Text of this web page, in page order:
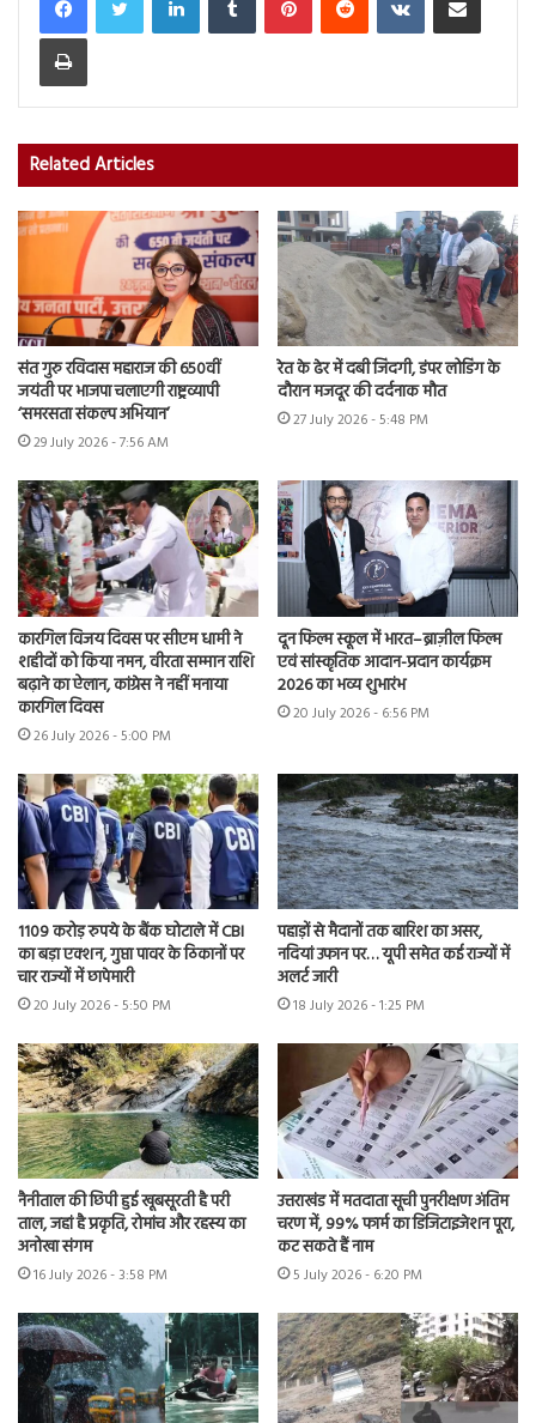
Print
Related Articles
संत गुरु रविदास महाराज की 650वीं
जयंती पर भाजपा चलाएगी राष्ट्रव्यापी
‘समरसता संकल्प अभियान’
29 July 2026 - 7:56 AM
रेत के ढेर में दबी जिंदगी, डंपर लोडिंग के
दौरान मजदूर की दर्दनाक मौत
27 July 2026 - 5:48 PM
कारगिल विजय दिवस पर सीएम धामी ने
शहीदों को किया नमन, वीरता सम्मान राशि
बढ़ाने का ऐलान, कांग्रेस ने नहीं मनाया
कारगिल दिवस
26 July 2026 - 5:00 PM
दून फिल्म स्कूल में भारत–ब्राज़ील फिल्म
एवं सांस्कृतिक आदान-प्रदान कार्यक्रम
2026 का भव्य शुभारंभ
20 July 2026 - 6:56 PM
1109 करोड़ रुपये के बैंक घोटाले में CBI
का बड़ा एक्शन, गुप्ता पावर के ठिकानों पर
चार राज्यों में छापेमारी
20 July 2026 - 5:50 PM
पहाड़ों से मैदानों तक बारिश का असर,
नदियां उफान पर… यूपी समेत कई राज्यों में
अलर्ट जारी
18 July 2026 - 1:25 PM
नैनीताल की छिपी हुई खूबसूरती है परी
ताल, जहां है प्रकृति, रोमांच और रहस्य का
अनोखा संगम
16 July 2026 - 3:58 PM
उत्तराखंड में मतदाता सूची पुनरीक्षण अंतिम
चरण में, 99% फार्म का डिजिटाइजेशन पूरा,
कट सकते हैं नाम
5 July 2026 - 6:20 PM